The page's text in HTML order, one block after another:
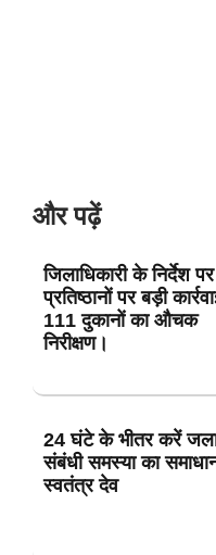
और पढ़ें
जिलाधिकारी के निर्देश
प्रतिष्ठानों पर बड़ी
111 दुकानों का औचक
निरीक्षण।
24 घंटे के भीतर करें
संबंधी समस्या का
स्वतंत्र देव